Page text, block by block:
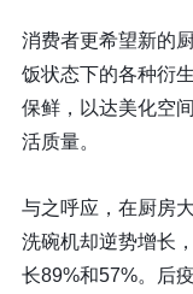
消费者更希望新的
饭状态下的各种衍
保鲜，以达美化空
活质量。
与之呼应，在厨房
洗碗机却逆势增长
长89%和57%。
后